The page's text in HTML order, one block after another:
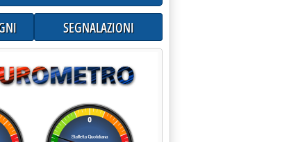
SEGNALAZIONI